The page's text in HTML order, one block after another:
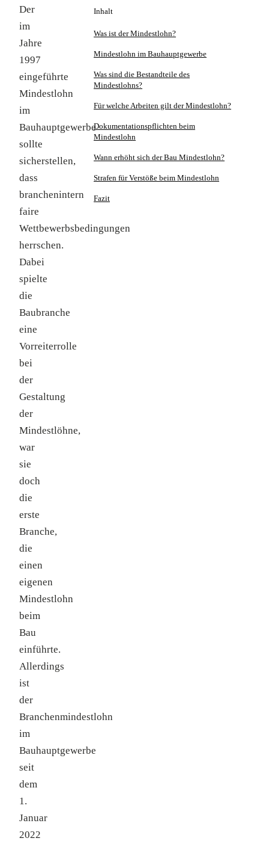
Der
im
Jahre
1997
eingeführte
Mindestlohn
im
Bauhauptgewerbe
sollte
sicherstellen,
dass
branchenintern
faire
Wettbewerbsbedingungen
herrschen.
Dabei
spielte
die
Baubranche
eine
Vorreiterrolle
bei
der
Gestaltung
der
Mindestlöhne,
war
sie
doch
die
erste
Branche,
die
einen
eigenen
Mindestlohn
beim
Bau
einführte.
Allerdings
ist
der
Branchenmindestlohn
im
Bauhauptgewerbe
seit
dem
1.
Januar
2022
Inhalt
Was ist der Mindestlohn?
Mindestlohn im Bauhauptgewerbe
Was sind die Bestandteile des
Mindestlohns?
Für welche Arbeiten gilt der Mindestlohn?
Dokumentationspflichten beim
Mindestlohn
Wann erhöht sich der Bau Mindestlohn?
Strafen für Verstöße beim Mindestlohn
Fazit